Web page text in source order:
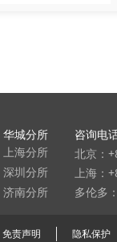
免责声明 隐私保护
咨询电
北京：
上海：
多伦多
华城分所
上海分所
深圳分所
济南分所